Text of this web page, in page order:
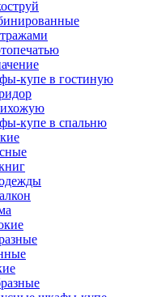
купе в гостиную
купе в спальню